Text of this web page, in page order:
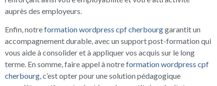
auprès des employeurs.
Enfin, notreformation wordpress cpf cherbourggarantit un
accompagnement durable, avec un support post-formation qui
vous aide à consolider et à appliquer vos acquis sur le long
terme. En somme, faire appel à notreformation wordpress cpf
cherbourg, c’est opter pour une solution pédagogique